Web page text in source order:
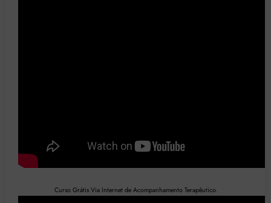
Curso Grátis Via Internet de Acompanhamento Terapêutico.